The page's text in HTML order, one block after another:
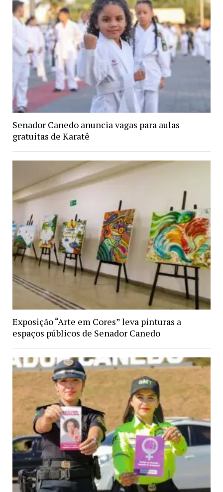
Senador Canedo anuncia vagas para aulas
gratuitas de Karatê
Exposição “Arte em Cores” leva pinturas a
espaços públicos de Senador Canedo